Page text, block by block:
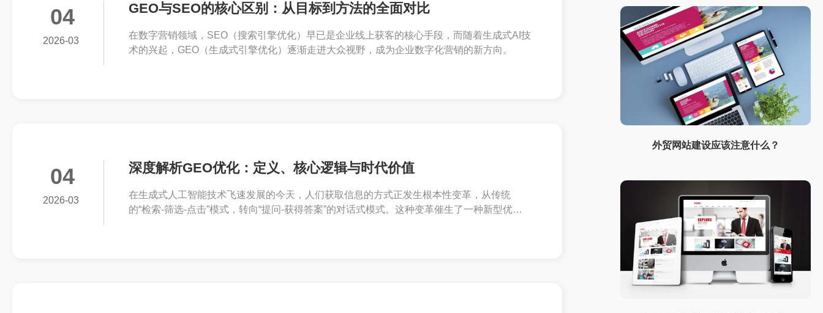
04
2026-03
GEO与SEO的核心区别：从目标到方法的全面对比
在数字营销领域，SEO（搜索引擎优化）早已是企业线上获客的核心手段，而随着生成式AI技
术的兴起，GEO（生成式引擎优化）逐渐走进大众视野，成为企业数字化营销的新方向。
04
2026-03
深度解析GEO优化：定义、核心逻辑与时代价值
在生成式人工智能技术飞速发展的今天，人们获取信息的方式正发生根本性变革，从传统
的“检索-筛选-点击”模式，转向“提问-获得答案”的对话式模式。这种变革催生了一种新型优化
外贸网站建设应该注意什么？